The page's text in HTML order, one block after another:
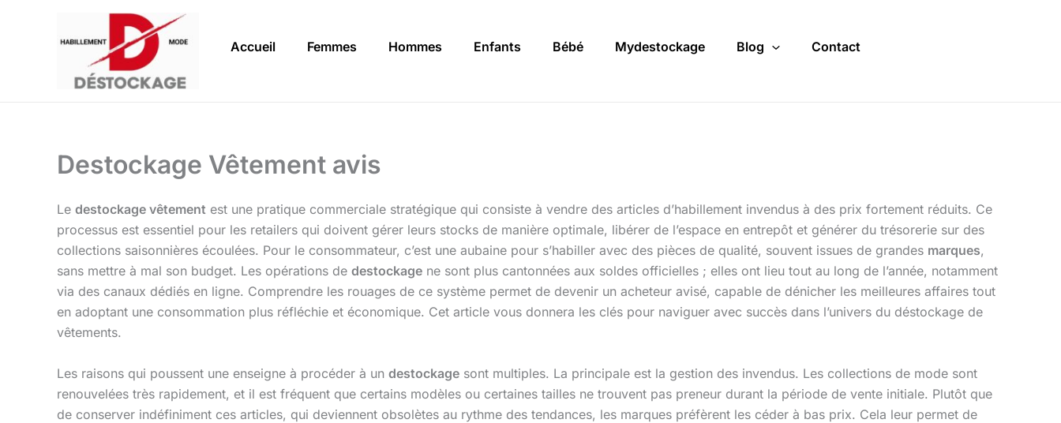
Accueil Femmes Hommes Enfants Bébé Mydestockage Blog Contact
Destockage Vêtement avis
Le destockage vêtement est une pratique commerciale stratégique qui consiste à vendre des articles d’habillement invendus à des prix fortement réduits. Ce
processus est essentiel pour les retailers qui doivent gérer leurs stocks de manière optimale, libérer de l’espace en entrepôt et générer du trésorerie sur des
collections saisonnières écoulées. Pour le consommateur, c’est une aubaine pour s’habiller avec des pièces de qualité, souvent issues de grandes marques,
sans mettre à mal son budget. Les opérations de destockage ne sont plus cantonnées aux soldes officielles ; elles ont lieu tout au long de l’année, notamment
via des canaux dédiés en ligne. Comprendre les rouages de ce système permet de devenir un acheteur avisé, capable de dénicher les meilleures affaires tout
en adoptant une consommation plus réfléchie et économique. Cet article vous donnera les clés pour naviguer avec succès dans l’univers du déstockage de
vêtements.
Les raisons qui poussent une enseigne à procéder à un destockage sont multiples. La principale est la gestion des invendus. Les collections de mode sont
renouvelées très rapidement, et il est fréquent que certains modèles ou certaines tailles ne trouvent pas preneur durant la période de vente initiale. Plutôt que
de conserver indéfiniment ces articles, qui deviennent obsolètes au rythme des tendances, les marques préfèrent les céder à bas prix. Cela leur permet de